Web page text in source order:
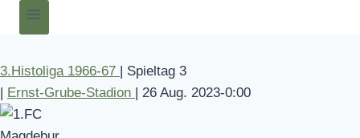
3.Histoliga 1966-67 | Spieltag 3
| Ernst-Grube-Stadion | 26 Aug. 2023-0:00